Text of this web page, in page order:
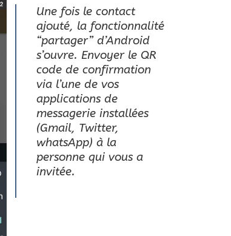
Une fois le contact
ajouté, la fonctionnalité
“partager” d’Android
s’ouvre. Envoyer le QR
code de confirmation
via l’une de vos
applications de
messagerie installées
(Gmail, Twitter,
whatsApp) à la
personne qui vous a
invitée.